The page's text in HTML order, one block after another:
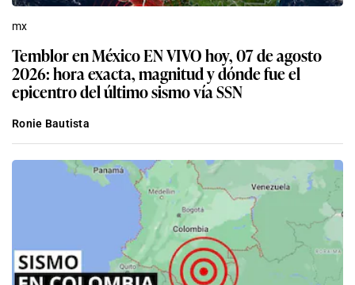
mx
Temblor en México EN VIVO hoy, 07 de agosto
2026: hora exacta, magnitud y dónde fue el
epicentro del último sismo vía SSN
Ronie Bautista